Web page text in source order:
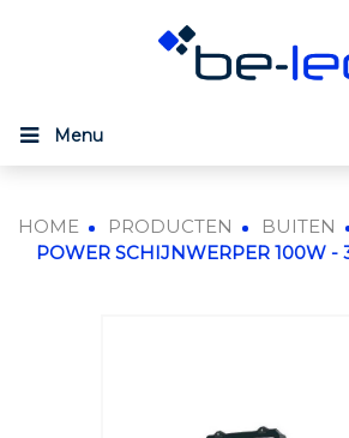
Menu
HOME PRODUCTEN BUITEN
POWER SCHIJNWERPER 100W